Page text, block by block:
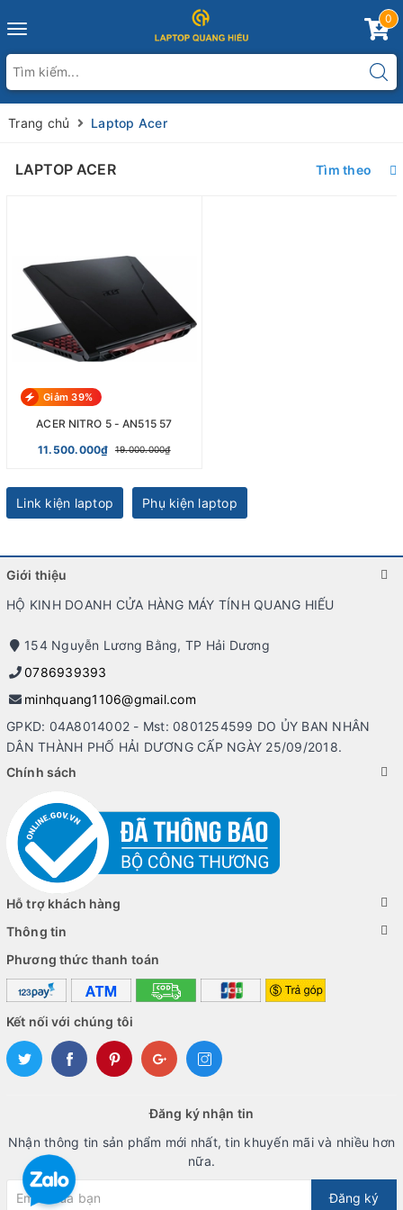
Toggle
0
Trang chủ Laptop Acer
LAPTOP ACER Tìm theo
Giảm 39%
ACER NITRO 5 - AN515 57
11.500.000₫
19.000.000₫
Link kiện laptop Phụ kiện laptop
Giới thiệu
HỘ KINH DOANH CỬA HÀNG MÁY TÍNH QUANG HIẾU
154 Nguyễn Lương Bằng, TP Hải Dương
0786939393
minhquang1106@gmail.com
GPKD: 04A8014002 - Mst: 0801254599 DO ỦY BAN NHÂN
DÂN THÀNH PHỐ HẢI DƯƠNG CẤP NGÀY 25/09/2018.
Chính sách
Hỗ trợ khách hàng
Thông tin
Phương thức thanh toán
Kết nối với chúng tôi
Đăng ký nhận tin
Nhận thông tin sản phẩm mới nhất, tin khuyến mãi và nhiều hơn
nữa.
Đăng ký